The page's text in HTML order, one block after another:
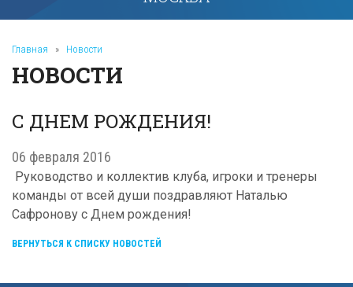
Главная » Новости
НОВОСТИ
С ДНЕМ РОЖДЕНИЯ!
06 февраля 2016
Руководство и коллектив клуба, игроки и тренеры
команды от всей души поздравляют Наталью
Сафронову с Днем рождения!
ВЕРНУТЬСЯ К СПИСКУ НОВОСТЕЙ